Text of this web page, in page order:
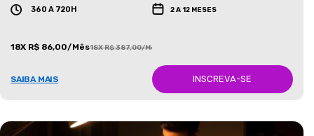
360 A 720H 2 A 12 MESES
18X R$ 86,00/Mês18X R$ 387,00/Mês
SAIBA MAIS INSCREVA-SE